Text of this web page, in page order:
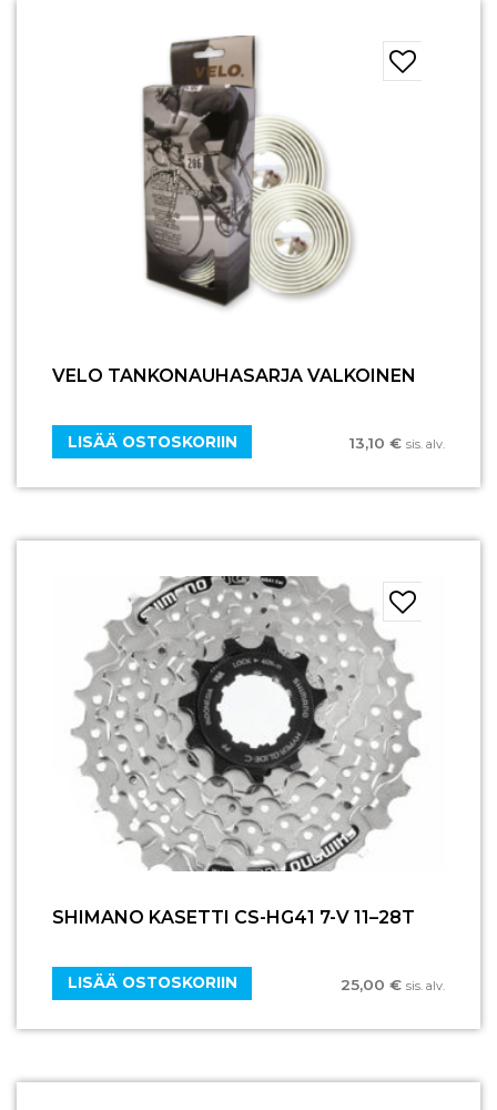
VELO TANKONAUHASARJA VALKOINEN
13,10 € sis. alv.
LISÄÄ OSTOSKORIIN
SHIMANO KASETTI CS-HG41 7-V 11–28T
25,00 € sis. alv.
LISÄÄ OSTOSKORIIN